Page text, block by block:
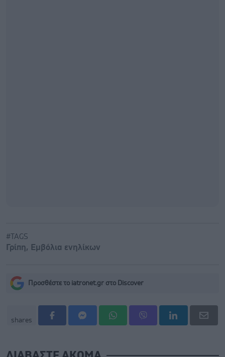
#TAGS
Γρίπη, Εμβόλια ενηλίκων
Προσθέστε το iatronet.gr στο Discover
shares